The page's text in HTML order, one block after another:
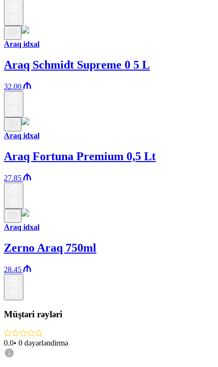
Araq idxal
Araq Schmidt Supreme 0 5 L
32.00
Araq idxal
Araq Fortuna Premium 0,5 Lt
27.85
Araq idxal
Zerno Araq 750ml
28.45
Müştəri rəyləri
0.0• 0 dəyərləndirmə